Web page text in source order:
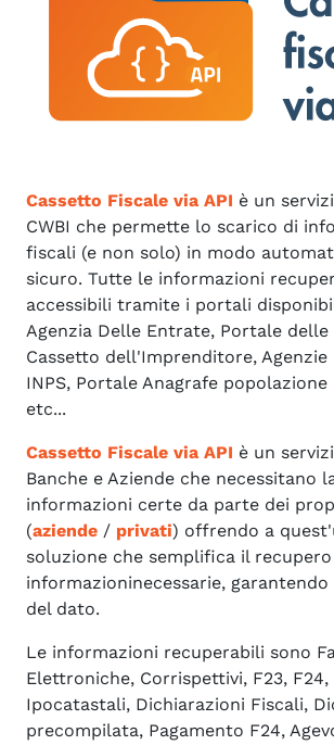
Cassetto Fiscale via API è un
CWBI che permette lo scarico di
fiscali (e non solo) in modo
sicuro. Tutte le informazioni
accessibili tramite i portali
Agenzia Delle Entrate, Portale delle
Cassetto dell'Imprenditore, Agenzie
INPS, Portale Anagrafe popolazione
etc...
Cassetto Fiscale via API è un
Banche e Aziende che necessitano
informazioni certe da parte dei
(aziende / privati) offrendo a
soluzione che semplifica il
informazioninecessarie,
del dato.
Le informazioni recuperabili sono
Elettroniche, Corrispettivi, F23, F24,
Ipocatastali, Dichiarazioni Fiscali,
precompilata, Pagamento F24,